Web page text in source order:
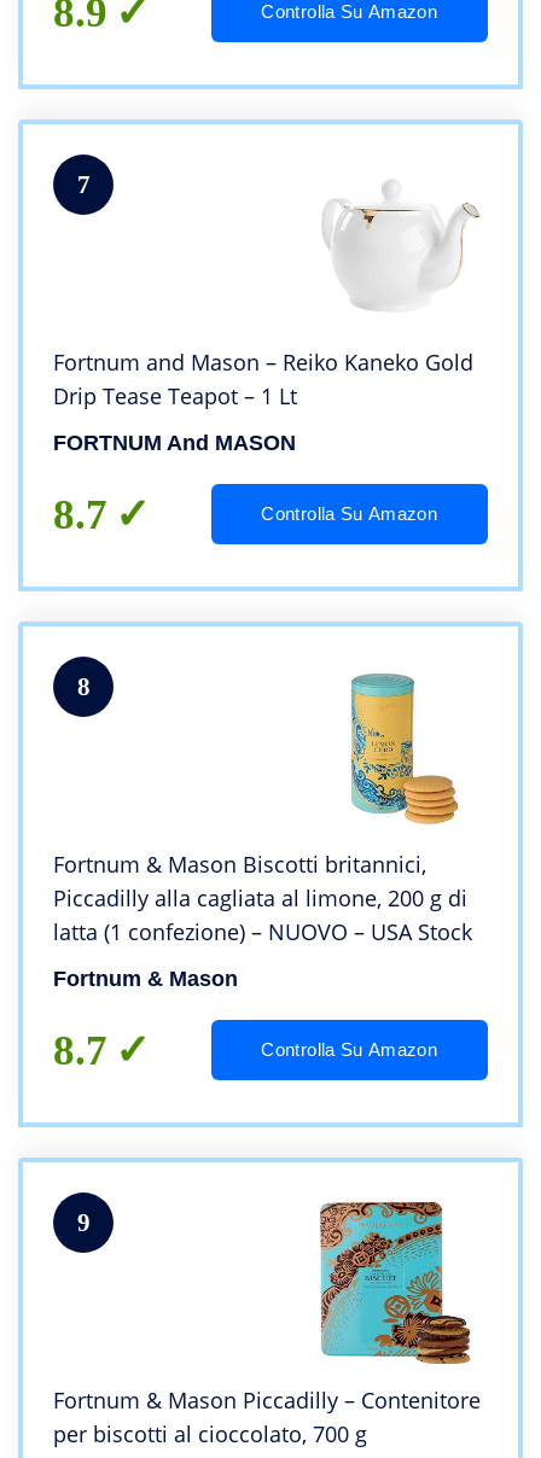
8.9 Controlla Su Amazon
7
Fortnum and Mason – Reiko Kaneko Gold
Drip Tease Teapot – 1 Lt
FORTNUM And MASON
8.7 Controlla Su Amazon
8
Fortnum & Mason Biscotti britannici,
Piccadilly alla cagliata al limone, 200 g di
latta (1 confezione) – NUOVO – USA Stock
Fortnum & Mason
8.7 Controlla Su Amazon
9
Fortnum & Mason Piccadilly – Contenitore
per biscotti al cioccolato, 700 g